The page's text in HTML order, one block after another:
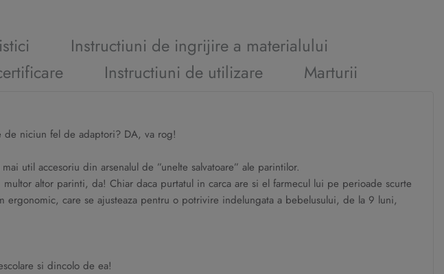
Instructiuni de ingrijire a materialului
Instructiuni de utilizare Marturii
de niciun fel de adaptori? DA, va rog!
util accesoriu din arsenalul de ”unelte salvatoare” ale parintilor.
altor parinti, da! Chiar daca purtatul in carca are si el farmecul lui pe perioade scurte
care se ajusteaza pentru o potrivire indelungata a bebelusului, de la 9 luni,
si dincolo de ea!